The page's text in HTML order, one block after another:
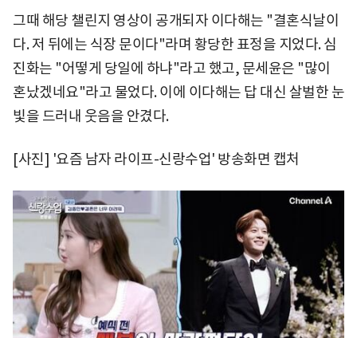
그때 해당 챌린지 영상이 공개되자 이다해는 "결혼식날이
다. 저 뒤에는 식장 문이다"라며 황당한 표정을 지었다. 심
진화는 "어떻게 당일에 하냐"라고 했고, 문세윤은 "많이
혼났겠네요"라고 물었다. 이에 이다해는 답 대신 살벌한 눈
빛을 드러내 웃음을 안겼다.
[사진] '요즘 남자 라이프-신랑수업' 방송화면 캡처